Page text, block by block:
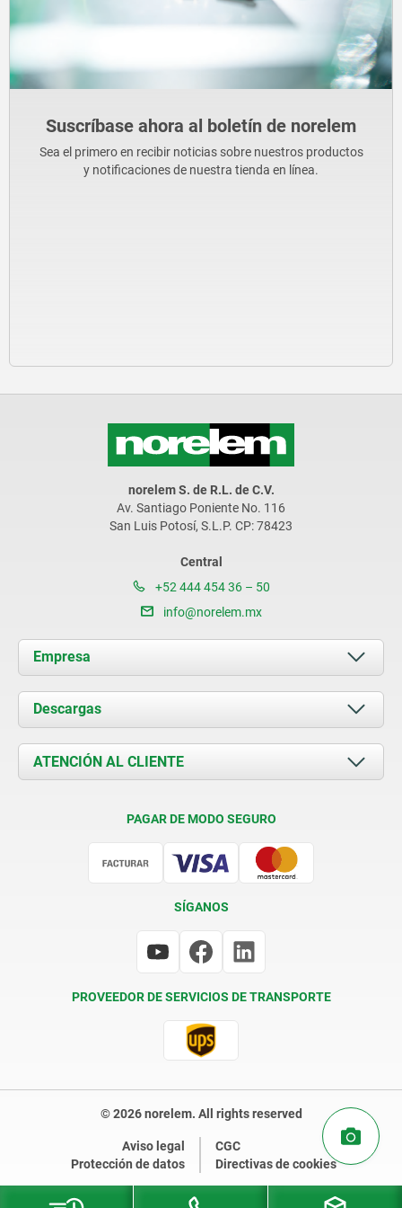
Suscríbase ahora al boletín de norelem
Sea el primero en recibir noticias sobre nuestros productos
y notificaciones de nuestra tienda en línea.
norelem S. de R.L. de C.V.
Av. Santiago Poniente No. 116
San Luis Potosí, S.L.P. CP: 78423
Central
+52 444 454 36 – 50
info@norelem.mx
Empresa
Acerca de nosotros
Novedades
Contacto
Descargas
Documents
ATENCIÓN AL CLIENTE
PAGAR DE MODO SEGURO
SÍGANOS
PROVEEDOR DE SERVICIOS DE TRANSPORTE
© 2026 norelem. All rights reserved
Aviso legal
CGC
Protección de datos
Directivas de cookies